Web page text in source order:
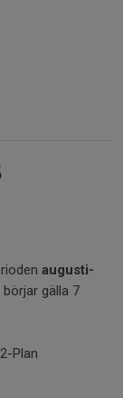
augusti-
gälla 7
Plan